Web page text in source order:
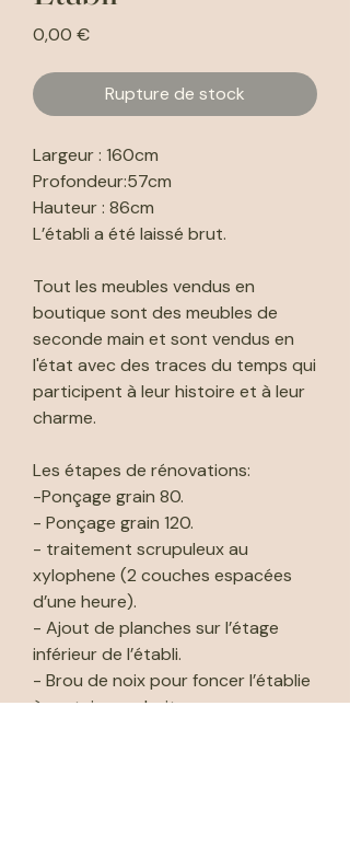
0,00 €Prix
Rupture de stock
Largeur : 160cm
Profondeur:57cm
Hauteur : 86cm
L’établi a été laissé brut.
Tout les meubles vendus en
boutique sont des meubles de
seconde main et sont vendus en
l'état avec des traces du temps qui
participent à leur histoire et à leur
charme.
Les étapes de rénovations:
-Ponçage grain 80.
- Ponçage grain 120.
- traitement scrupuleux au
xylophene (2 couches espacées
d’une heure).
- Ajout de planches sur l’étage
inférieur de l’établi.
- Brou de noix pour foncer l’établie
à certains endroits.